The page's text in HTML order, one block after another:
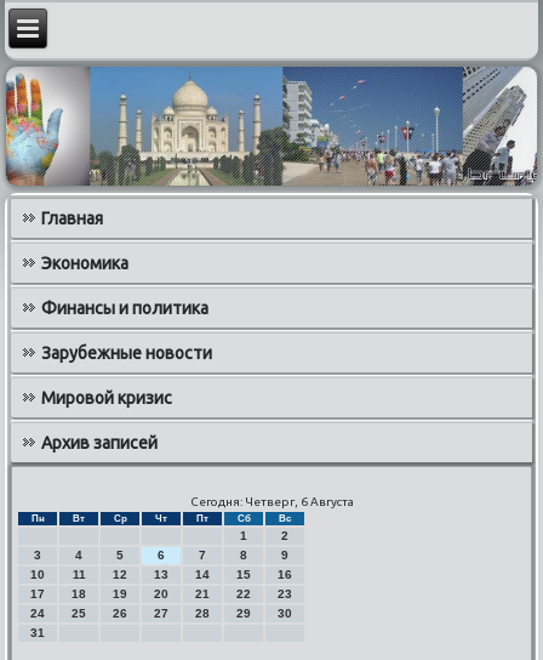
Главная
Экономика
Финансы и политика
Зарубежные новости
Мировой кризис
Архив записей
Сегодня: Четверг, 6 Августа
Пн Вт Ср Чт Пт Сб Вс
1
2
3
4 5 6 7 8
9
10
11 12 13 14 15
16
17
18 19 20 21 22
23
24
25 26 27 28 29
30
31